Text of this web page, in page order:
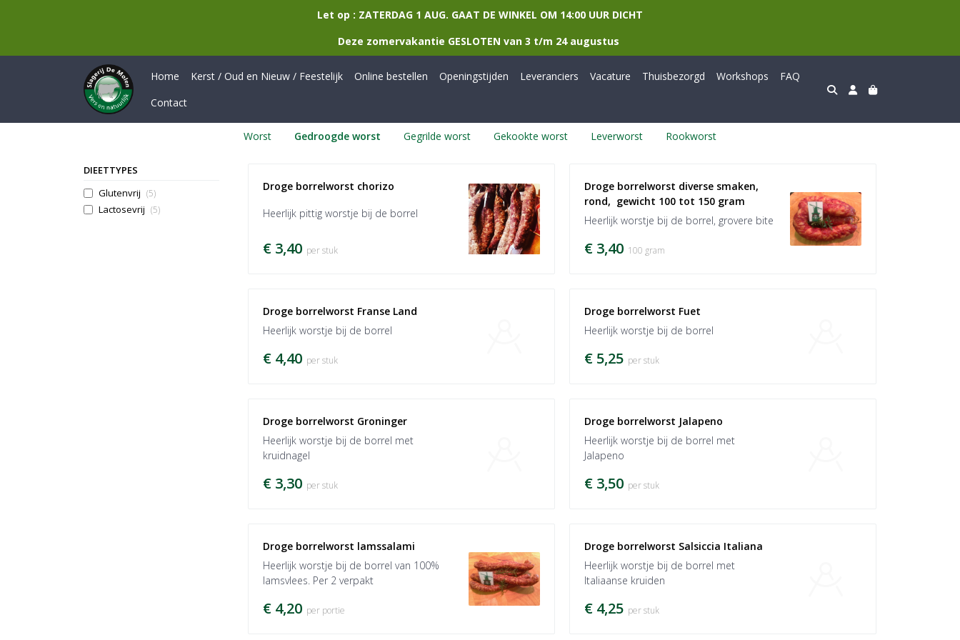
Let op : ZATERDAG 1 AUG. GAAT DE WINKEL OM 14:00 UUR DICHT
Deze zomervakantie GESLOTEN van 3 t/m 24 augustus
Home Kerst / Oud en Nieuw / Feestelijk Online bestellen Openingstijden Leveranciers Vacature Thuisbezorgd Workshops
FAQ
Contact
Worst Gedroogde worst Gegrilde worst Gekookte worst Leverworst Rookworst
DIEETTYPES
Glutenvrij (5)
Lactosevrij (5)
Droge borrelworst chorizo
Heerlijk pittig worstje bij de borrel
€ 3,40 per stuk
Droge borrelworst diverse smaken,
rond,  gewicht 100 tot 150 gram
Heerlijk worstje bij de borrel, grovere bite
€ 3,40 100 gram
Droge borrelworst Franse Land
Heerlijk worstje bij de borrel
€ 4,40 per stuk
Droge borrelworst Fuet
Heerlijk worstje bij de borrel
€ 5,25 per stuk
Droge borrelworst Groninger
Heerlijk worstje bij de borrel met
kruidnagel
€ 3,30 per stuk
Droge borrelworst Jalapeno
Heerlijk worstje bij de borrel met
Jalapeno
€ 3,50 per stuk
Droge borrelworst lamssalami
Heerlijk worstje bij de borrel van 100%
lamsvlees. Per 2 verpakt
€ 4,20 per portie
Droge borrelworst Salsiccia Italiana
Heerlijk worstje bij de borrel met
Italiaanse kruiden
€ 4,25 per stuk